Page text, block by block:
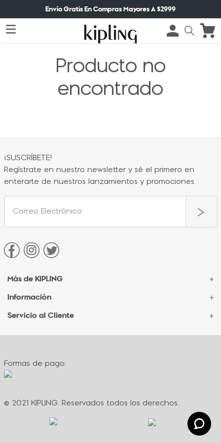
Envío Gratis En Compras Mayores A $2999
Producto no
encontrado
¡SUSCRÍBETE!
Regístrate en nuestro newsletter y sé el primero en
enterarte de nuestros lanzamientos y promociones
Más de KIPLING +
Acerca de Kipling
Sucursales
Información +
Contacto Corporativo
Formas de pago
Servicio al Cliente +
Contacto
Políticas de cambio
Términos y condiciones de promociones
Política de privacidad
Formas de pago:
© 2021 KIPLING. Reservados todos los derechos.